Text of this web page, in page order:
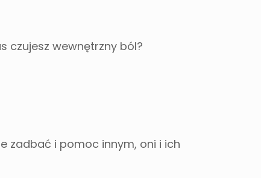
czujesz wewnętrzny ból?
zadbać i pomoc innym, oni i ich